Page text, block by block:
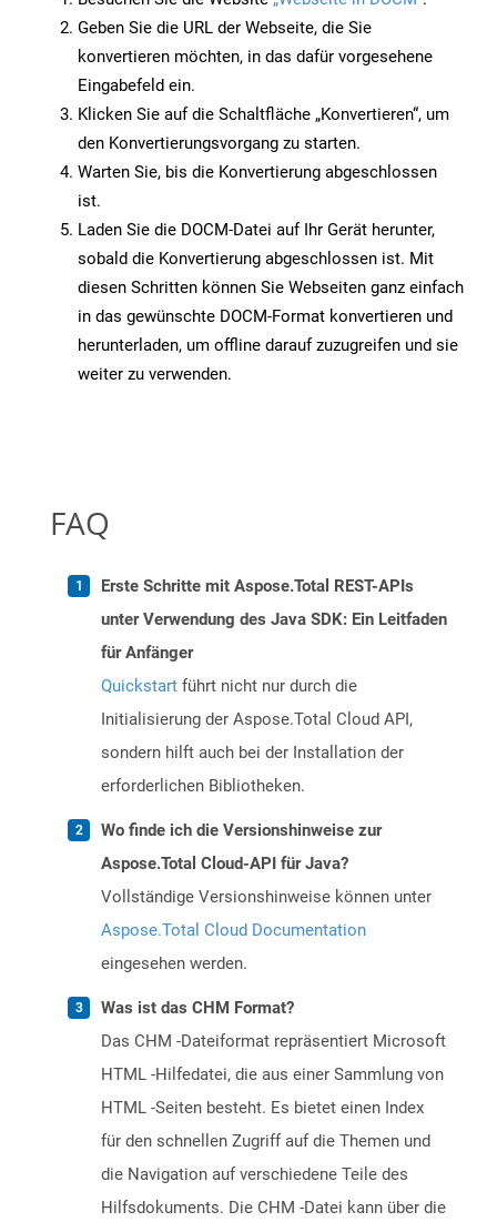
Geben Sie die URL der Webseite, die Sie
konvertieren möchten, in das dafür vorgesehene
Eingabefeld ein.
Klicken Sie auf die Schaltfläche „Konvertieren“, um
den Konvertierungsvorgang zu starten.
Warten Sie, bis die Konvertierung abgeschlossen
ist.
Laden Sie die DOCM-Datei auf Ihr Gerät herunter,
sobald die Konvertierung abgeschlossen ist. Mit
diesen Schritten können Sie Webseiten ganz einfach
in das gewünschte DOCM-Format konvertieren und
herunterladen, um offline darauf zuzugreifen und sie
weiter zu verwenden.
FAQ
Erste Schritte mit Aspose.Total REST-APIs
unter Verwendung des Java SDK: Ein Leitfaden
für Anfänger
Quickstart führt nicht nur durch die
Initialisierung der Aspose.Total Cloud API,
sondern hilft auch bei der Installation der
erforderlichen Bibliotheken.
Wo finde ich die Versionshinweise zur
Aspose.Total Cloud-API für Java?
Vollständige Versionshinweise können unter
Aspose.Total Cloud Documentation
eingesehen werden.
Was ist das CHM Format?
Das CHM -Dateiformat repräsentiert Microsoft
HTML -Hilfedatei, die aus einer Sammlung von
HTML -Seiten besteht. Es bietet einen Index
für den schnellen Zugriff auf die Themen und
die Navigation auf verschiedene Teile des
Hilfsdokuments. Die CHM -Datei kann über die